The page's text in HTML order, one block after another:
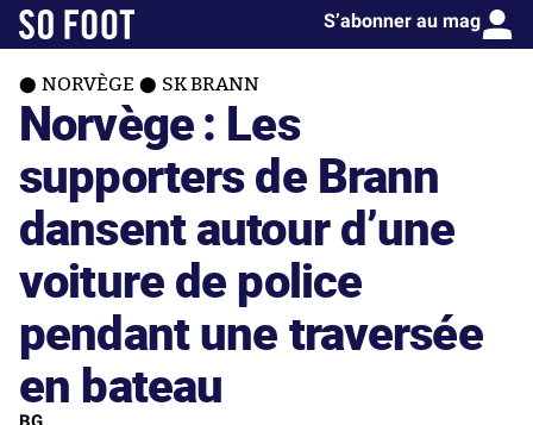
S’abonner au mag
NORVÈGE SK BRANN
Norvège : Les
supporters de Brann
dansent autour d’une
voiture de police
pendant une traversée
en bateau